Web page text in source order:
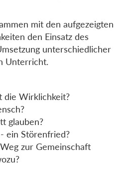
mit den aufgezeigten
den Einsatz des
unterschiedlicher
Unterricht.
die Wirklichkeit?
glauben?
ein Störenfried?
zur Gemeinschaft